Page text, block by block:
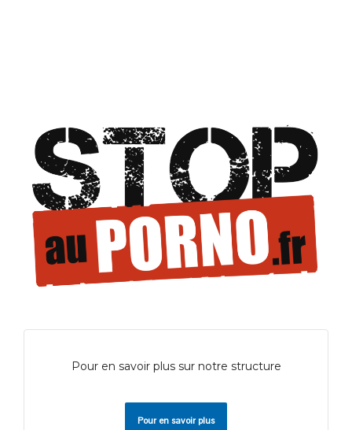
Pour en savoir plus sur notre structure
Pour en savoir plus